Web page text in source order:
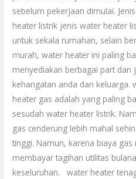
sebelum pekerjaan dimulai.
heater listrik jenis water heater
untuk sekala rumahan, selain
murah, water heater ini paling
menyediakan berbagai part
kehangatan anda dan keluarga.
heater gas adalah yang paling
sesudah water heater listrik.
gas cenderung lebih mahal
tinggi. Namun, karena biaya
membayar tagihan utilitas
keseluruhan. water heater